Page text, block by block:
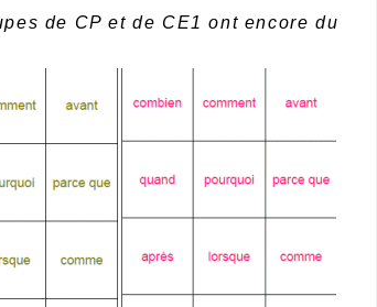
de CP et de CE1 ont encore du